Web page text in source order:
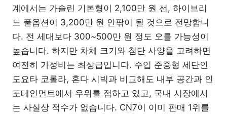
계에서는 가솔린 기본형이 2,100만 원 선, 하이브리
드 풀옵션이 3,200만 원 안팎이 될 것으로 전망합니
다. 전 세대보다 300~500만 원 정도 오를 가능성이
높습니다. 하지만 차체 크기와 첨단 사양을 고려하면
여전히 가성비는 최상급입니다. 수입 준중형 세단인
도요타 코롤라, 혼다 시빅과 비교해도 내부 공간과 인
포테인먼트에서 우위를 점하고 있고, 국내 시장에서
는 사실상 적수가 없습니다. CN7이 이미 판매 1위를